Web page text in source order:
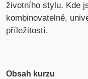
životního stylu. Kde
kombinovatelné,
příležitostí.
Obsah kurzu